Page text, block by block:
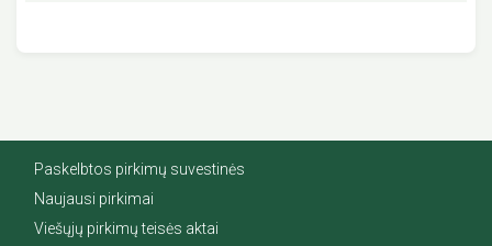
Paskelbtos pirkimų suvestinės
Naujausi pirkimai
Viešųjų pirkimų teisės aktai